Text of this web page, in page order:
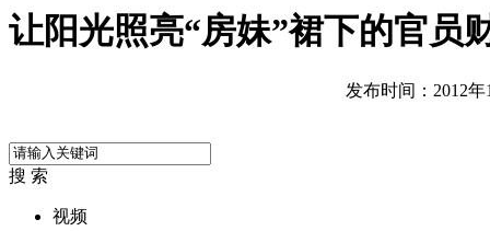
让阳光照亮“房妹”裙下的官员
发布时间：2012年
搜 索
视频